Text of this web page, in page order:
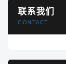
联系我们
CONTACT